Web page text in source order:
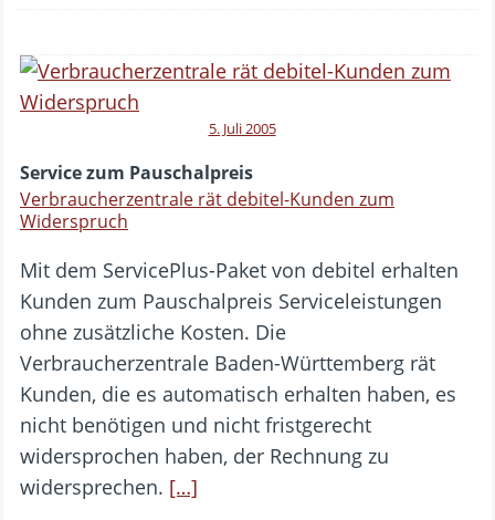
5. Juli 2005
Service zum Pauschalpreis
Verbraucherzentrale rät debitel-Kunden zum
Widerspruch
Mit dem ServicePlus-Paket von debitel erhalten
Kunden zum Pauschalpreis Serviceleistungen
ohne zusätzliche Kosten. Die
Verbraucherzentrale Baden-Württemberg rät
Kunden, die es automatisch erhalten haben, es
nicht benötigen und nicht fristgerecht
widersprochen haben, der Rechnung zu
widersprechen. […]